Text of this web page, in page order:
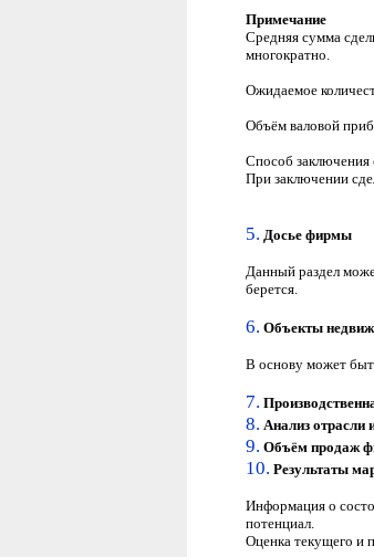
Примечание
Средняя сумма
многократно.
Ожидаемое
Объём валовой
Способ заключения
При заключении
5. Досье фирмы
Данный раздел
берется.
6. Объекты
В основу может
7.
8. Анализ отрасли
9. Объём продаж
10. Результаты
Информация о
потенциал.
Оценка текущего и